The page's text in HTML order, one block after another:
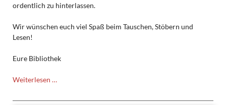
ordentlich zu hinterlassen.
Wir wünschen euch viel Spaß beim Tauschen, Stöbern und
Lesen!
Eure Bibliothek
Weiterlesen …
unseren